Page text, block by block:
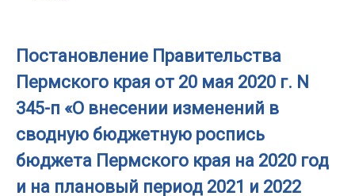
Постановление Правительства
Пермского края от 20 мая 2020 г. N
345-п «О внесении изменений в
сводную бюджетную роспись
бюджета Пермского края на 2020 год
и на плановый период 2021 и 2022